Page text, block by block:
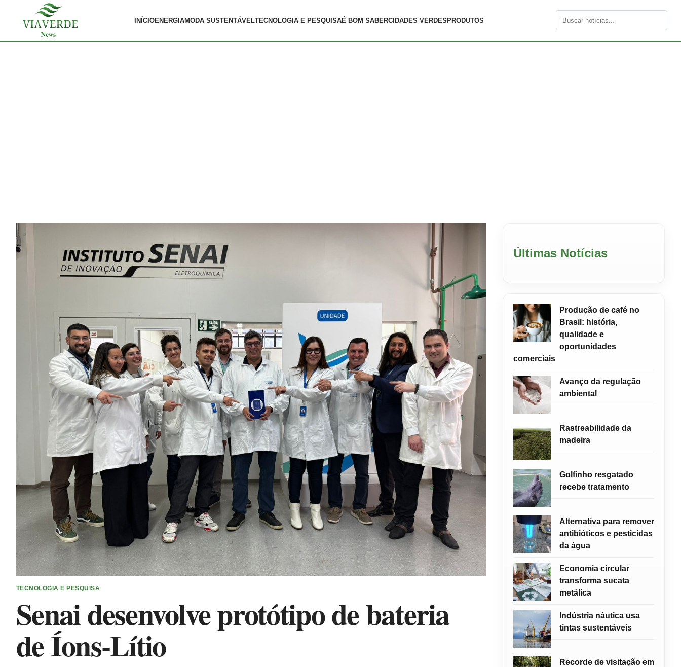
INÍCIOENERGIAMODA SUSTENTÁVELTECNOLOGIA E PESQUISAÉ BOM SABERCIDADES VERDES PRODUTOS
Buscar
TECNOLOGIA E PESQUISA
Senai desenvolve protótipo de bateria
de Íons-Lítio
Últimas Notícias
Produção de café no
Brasil: história,
qualidade e
oportunidades
comerciais
Avanço da regulação
ambiental
Rastreabilidade da
madeira
Golfinho resgatado
recebe tratamento
Alternativa para remover
antibióticos e pesticidas
da água
Economia circular
transforma sucata
metálica
Indústria náutica usa
tintas sustentáveis
Recorde de visitação em